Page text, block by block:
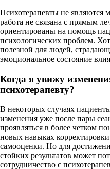
Психотерапевты не являются
работа не связана с прямым
ориентированы на помощь
психологических проблем.
полезной для людей,
эмоциональное состояние
Когда я увижу
психотерапевту?
В некоторых случаях
изменения уже после пары
проявляться в более четком
новых навыках
самооценки. Но для
стойких результатов может
сотрудничество с